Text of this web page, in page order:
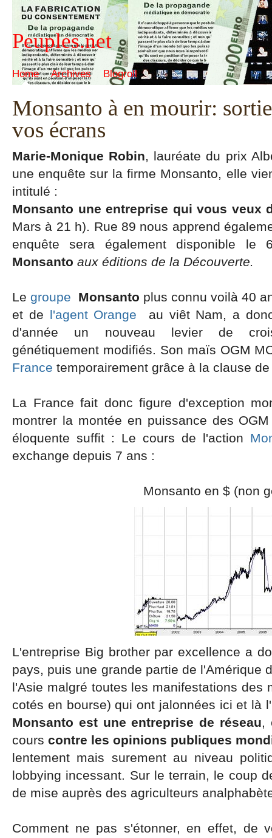
Peuples.net
Home Archives Blogroll
Monsanto à en mourir:
vos écrans
Marie-Monique Robin, lauréate du prix
une enquête sur la firme Monsanto, elle
intitulé :
Monsanto une entreprise qui vous veux
Mars à 21 h). Rue 89 nous apprend
enquête sera également disponible
Monsanto aux éditions de la Découverte.
Le groupe Monsanto plus connu voilà 40
et de l'agent Orange
au viêt Nam, a
d'année un nouveau levier de
génétiquement modifiés. Son maïs OGM
France temporairement grâce à la clause
La France fait donc figure d'exception
montrer la montée en puissance des
éloquente suffit : Le cours de l'action
exchange depuis 7 ans :
Monsanto en $ (non
L'entreprise Big brother par excellence a
pays, puis une grande partie de l'Amérique
l'Asie malgré toutes les manifestations des
cotés en bourse) qui ont jalonnées ici et là
Monsanto est une entreprise de réseau,
cours contre les opinions publiques
lentement mais surement au niveau
lobbying incessant. Sur le terrain, le coup
de mise auprès des agriculteurs
Comment ne pas s'étonner, en effet, de